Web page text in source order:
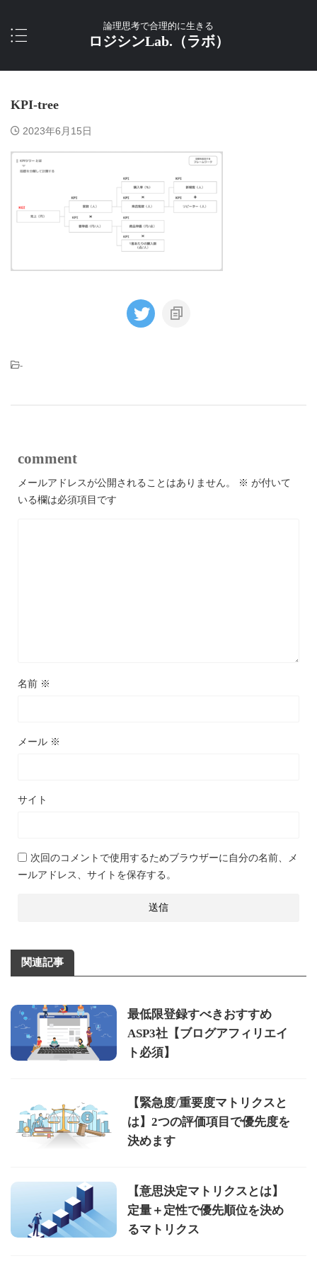
論理思考で合理的に生きる
ロジシンLab.（ラボ）
KPI-tree
2023年6月15日
-
comment
メールアドレスが公開されることはありません。 ※ が付いて
いる欄は必須項目です
名前 ※
メール ※
サイト
次回のコメントで使用するためブラウザーに自分の名前、メ
ールアドレス、サイトを保存する。
関連記事
最低限登録すべきおすすめ
ASP3社【ブログアフィリエイ
ト必須】
【緊急度/重要度マトリクスと
は】2つの評価項目で優先度を
決めます
【意思決定マトリクスとは】
定量＋定性で優先順位を決め
るマトリクス